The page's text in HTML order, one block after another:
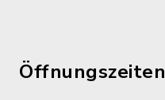
Öffnungszeiten